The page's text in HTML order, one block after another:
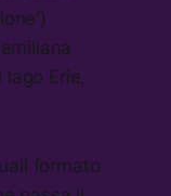
Erie,
formato